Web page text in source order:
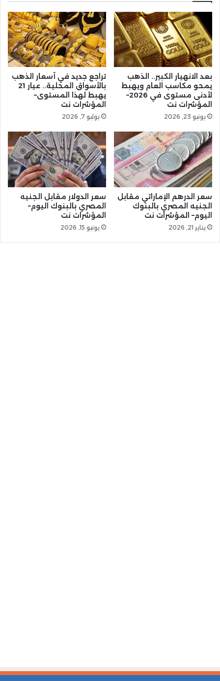
بعد الانهيار الكبير.. الذهب
يمحو مكاسب العام ويهبط
لأدنى مستوى في 2026–
المؤشرات نت
يونيو 23, 2026
تراجع جديد في أسعار الذهب
بالأسواق المحلية.. عيار 21
يهبط لهذا المستوى–
المؤشرات نت
يوليو 7, 2026
سعر الدرهم الإماراتي مقابل
الجنيه المصري بالبنوك
اليوم– المؤشرات نت
يناير 21, 2026
سعر الدولار مقابل الجنيه
المصري بالبنوك اليوم–
المؤشرات نت
يونيو 15, 2026